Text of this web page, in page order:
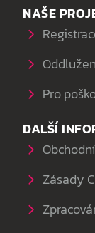
NAŠE
Pro
DALŠÍ
Zásady